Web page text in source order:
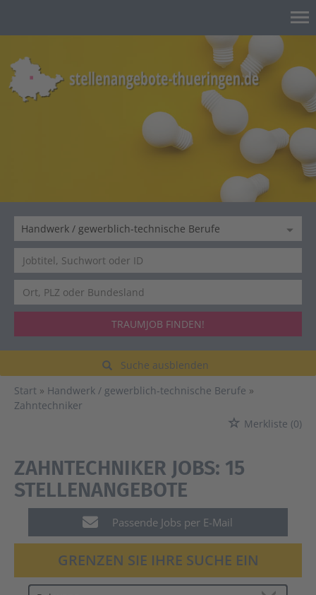
TRAUMJOB FINDEN!
Suche ausblenden
Start
Handwerk / gewerblich-technische Berufe
Zahntechniker
Merkliste (0)
ZAHNTECHNIKER JOBS: 15
STELLENANGEBOTE
Passende Jobs per E-Mail
GRENZEN SIE IHRE SUCHE EIN